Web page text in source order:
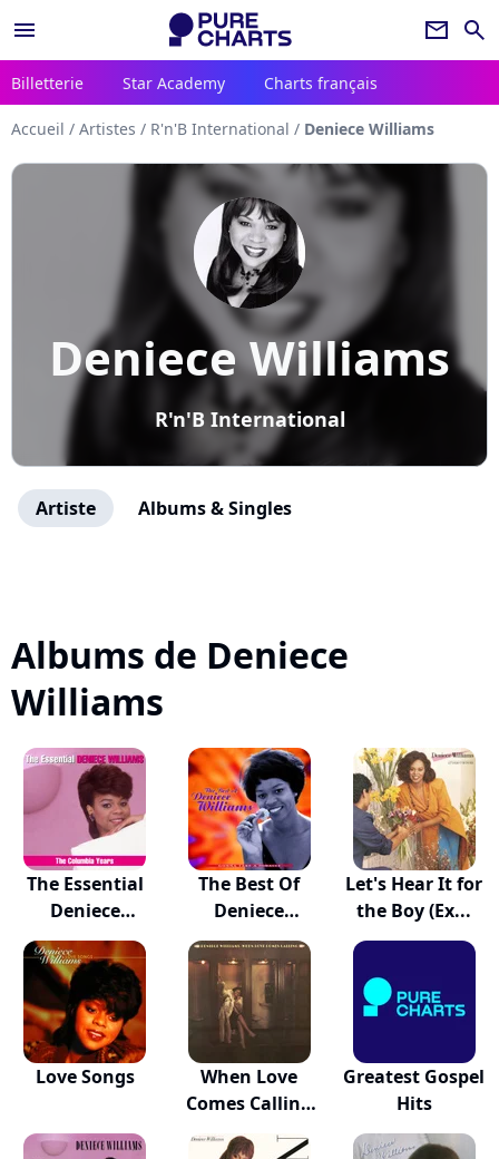
menu newsletter search
Billetterie Star Academy Charts français
Accueil / Artistes / R'n'B International / Deniece Williams
Deniece Williams
R'n'B International
Artiste Albums & Singles
Albums de Deniece
Williams
The Essential
Deniece
William...
The Best Of
Deniece
Williams:...
Let's Hear It for
the Boy (Ex...
Love Songs
When Love
Comes Calling
(Expa...
Greatest Gospel
Hits